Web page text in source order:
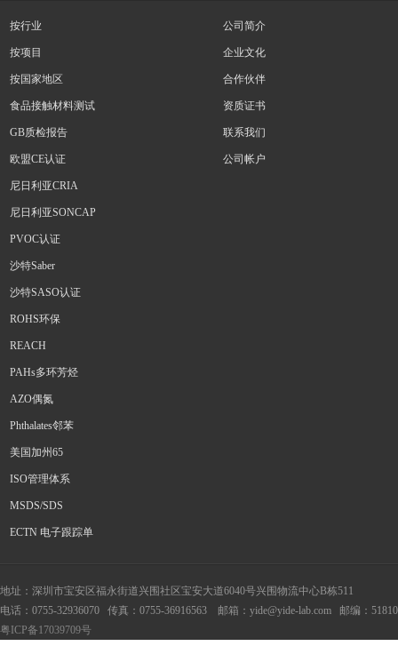
按行业
按项目
按国家地区
食品接触材料测试
GB质检报告
欧盟CE认证
尼日利亚CRIA
尼日利亚SONCAP
PVOC认证
沙特Saber
沙特SASO认证
ROHS环保
REACH
PAHs多环芳烃
AZO偶氮
Phthalates邻苯
美国加州65
ISO管理体系
MSDS/SDS
ECTN 电子跟踪单
公司简介
企业文化
合作伙伴
资质证书
联系我们
公司帐户
地址：深圳市宝安区福永街道兴围社区宝安大道6040号兴围
电话：0755-32936070 传真：0755-36916563 邮箱：yide@yide-lab.com
粤ICP备17039709号